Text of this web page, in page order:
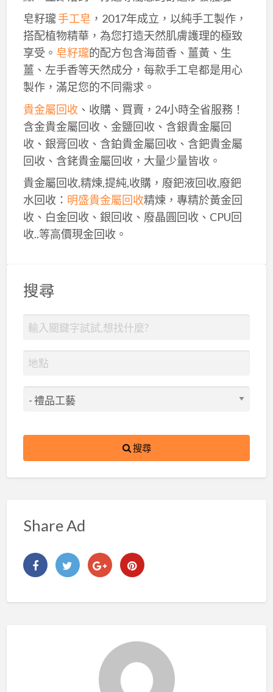
皂籽瓏手工皂 ，2017年成立，以純手工製作，
搭配植物精華，為您打造天然肌膚護理的極致
享受。 皂籽瓏的配方包含海茴香、薑黃、生
薑、左手香等天然成分，每款手工皂都是用心
製作，滿足您的不同需求。
貴金屬回收、收購、買賣，24小時全省服務！
含金貴金屬回收、金鹽回收、含銀貴金屬回
收、銀膏回收、含鉑貴金屬回收、含鈀貴金屬
回收、含銠貴金屬回收，大量少量皆收。
貴金屬回收,精煉,提純,收購，廢鈀液回收,廢鈀
水回收： 明盛貴金屬回收精煉，專精於黃金回
收、白金回收、銀回收、廢晶圓回收、CPU回
收..等高價現金回收。
搜尋
搜尋
Share Ad